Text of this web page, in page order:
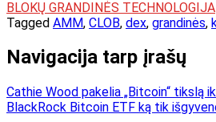
BLOKŲ GRANDINĖS TECHNOLOGIJA
Tagged AMM, CLOB, dex, grandinės,
Navigacija tarp įrašų
Cathie Wood pakelia „Bitcoin“ tikslą
BlackRock Bitcoin ETF ką tik